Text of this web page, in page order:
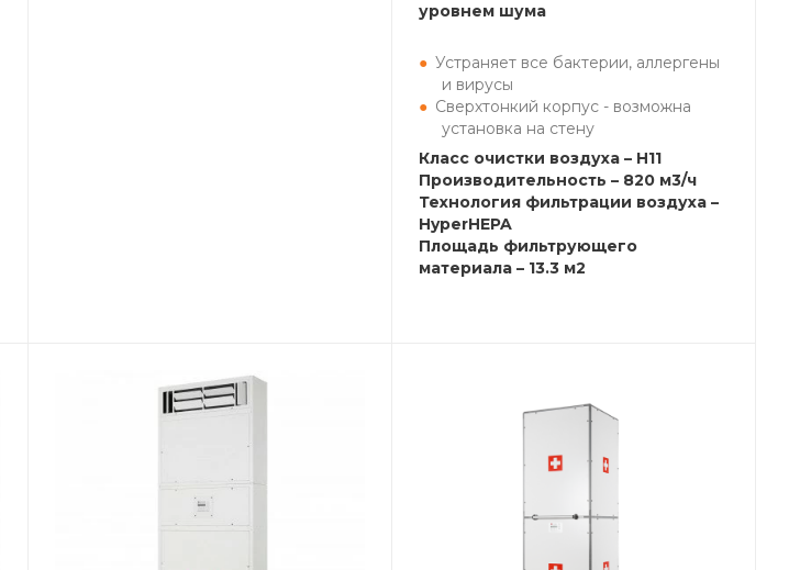
уровнем шума
Устраняет все бактерии, аллергены
и вирусы
Сверхтонкий корпус - возможна
установка на стену
Класс очистки воздуха – H11
Производительность – 820 м3/ч
Технология фильтрации воздуха –
HyperHEPA
Площадь фильтрующего
материала – 13.3 м2